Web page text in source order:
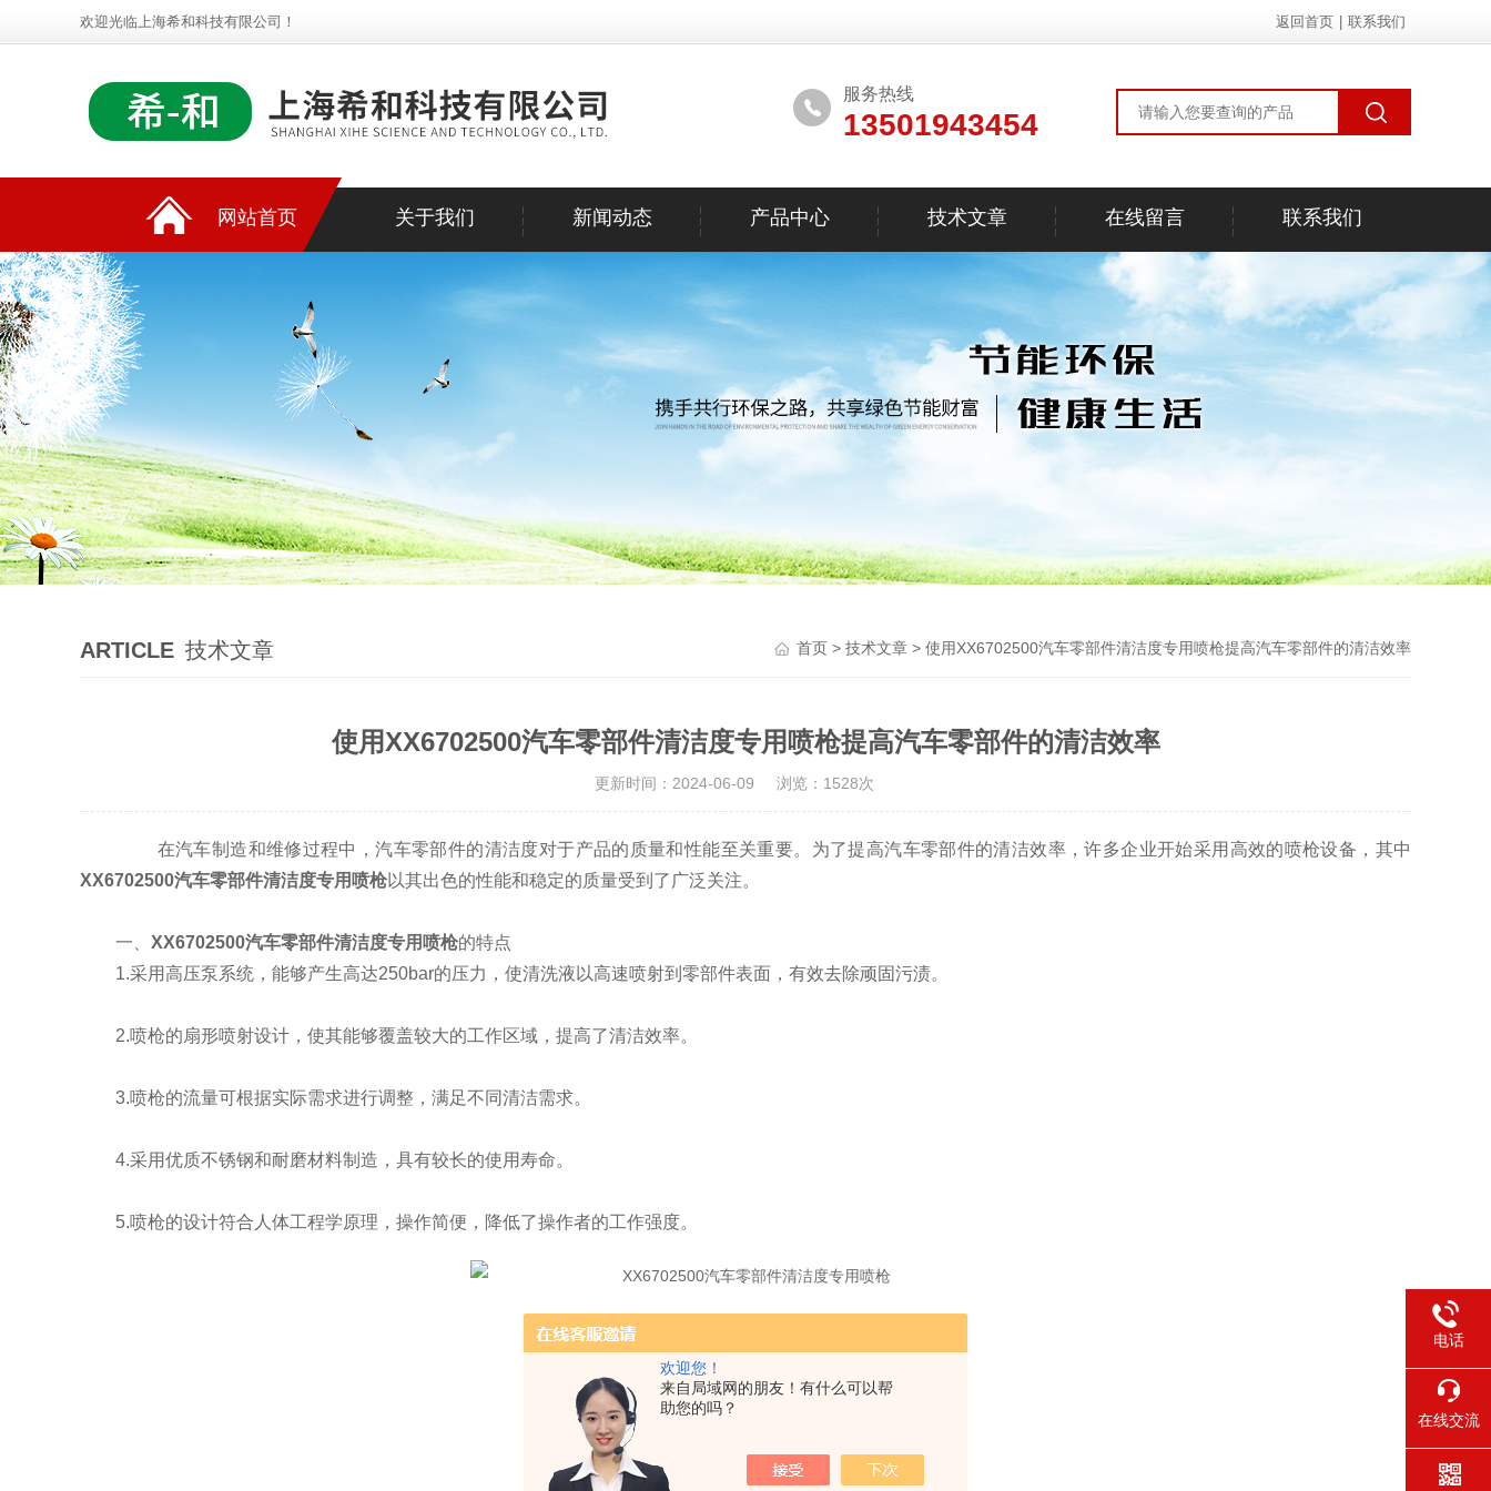
欢迎您！
来自局域网的朋友！有什么可以帮
助您的吗？
欢迎光临上海希和科技有限公司！ 返回首页 联系我们
服务热线
13501943454
网站首页 关于我们 新闻动态 产品中心 技术文章 在线留言 联系我们
ARTICLE 技术文章 首页 > 技术文章 > 使用XX6702500汽车零部件清洁度专用喷枪提高汽车零部件的清洁效率
使用XX6702500汽车零部件清洁度专用喷枪提高汽车零部件的清洁效率
更新时间：2024-06-09 浏览：1528次
在汽车制造和维修过程中，汽车零部件的清洁度对于产品的质量和性能至关重要。为了提高汽车零部件的清洁效率，许多企业开始采用高效的喷枪设备，其中
XX6702500汽车零部件清洁度专用喷枪以其出色的性能和稳定的质量受到了广泛关注。
一、 XX6702500汽车零部件清洁度专用喷枪的特点
1.采用高压泵系统，能够产生高达250bar的压力，使清洗液以高速喷射到零部件表面，有效去除顽固污渍。
2.喷枪的扇形喷射设计，使其能够覆盖较大的工作区域，提高了清洁效率。
3.喷枪的流量可根据实际需求进行调整，满足不同清洁需求。
4.采用优质不锈钢和耐磨材料制造，具有较长的使用寿命。
5.喷枪的设计符合人体工程学原理，操作简便，降低了操作者的工作强度。
电话
在线交流